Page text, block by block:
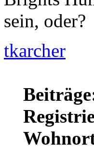
sein, oder?
tkarcher